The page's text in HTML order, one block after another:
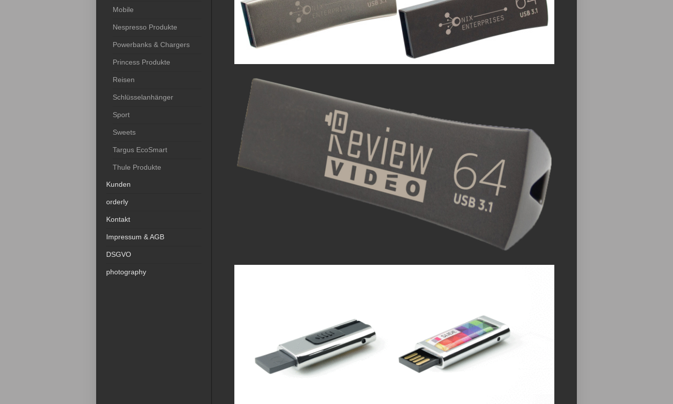
Mobile
Nespresso Produkte
Powerbanks & Chargers
Princess Produkte
Reisen
Schlüsselanhänger
Sport
Sweets
Targus EcoSmart
Thule Produkte
Kunden
orderly
Kontakt
Impressum & AGB
DSGVO
photography